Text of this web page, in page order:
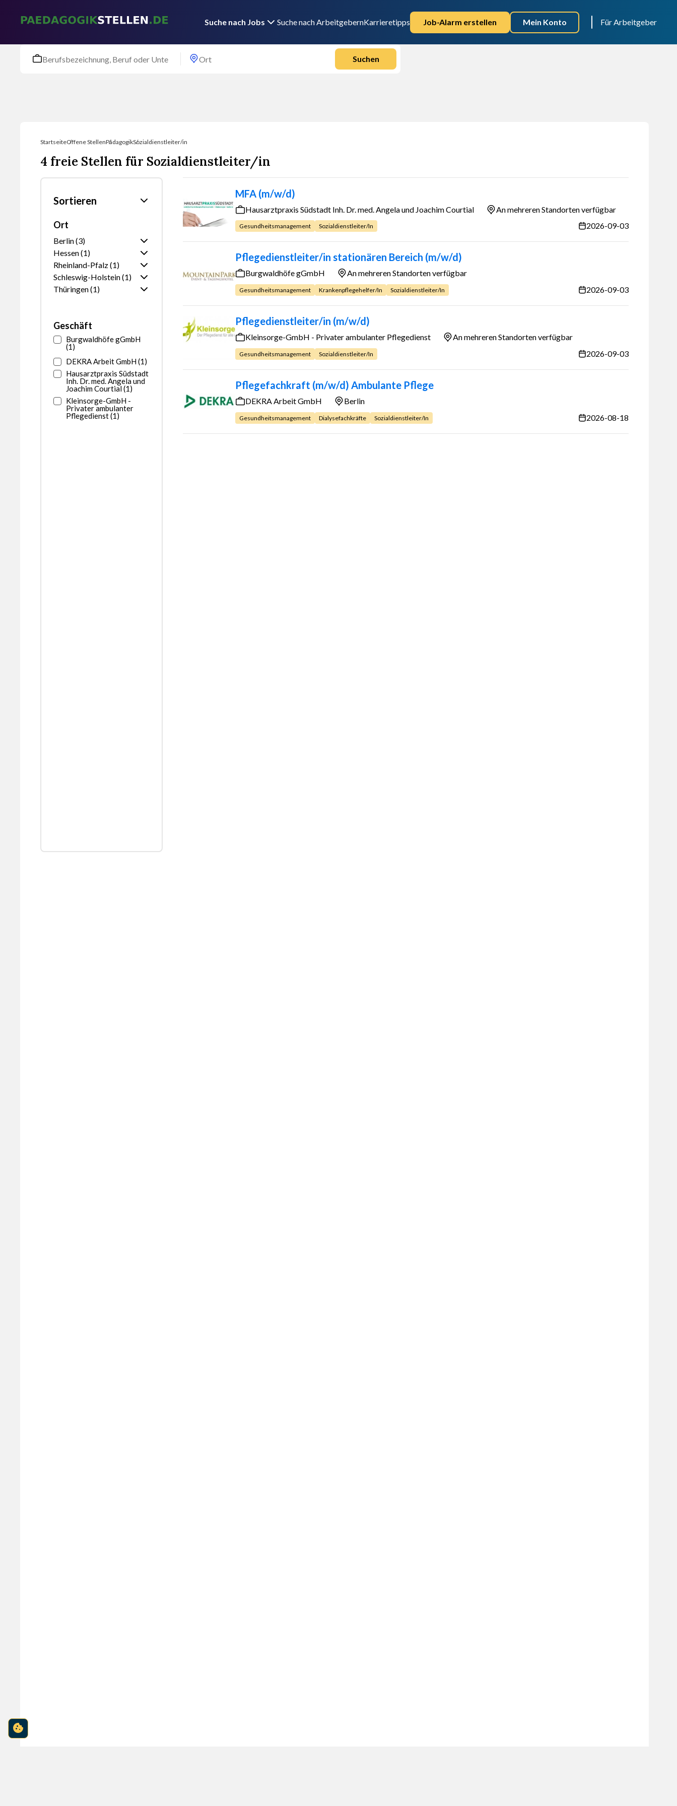
Suche nach Jobs Suche nach ArbeitgebernKarrieretipps Job-Alarm erstellen Mein Konto Für Arbeitgeber
Suchen
StartseiteOffene StellenPädagogikSozialdienstleiter/in
4 freie Stellen für Sozialdienstleiter/in
Sortieren
Nach was
möchten Sie
sortieren?
Ort
Berlin (3)
Ganz Berlin
Hessen (1)
Ganz Hessen
Burgwald
Rheinland-Pfalz (1)
Ganz Rheinland-Pfalz
Koblenz
Schleswig-Holstein (1)
Ganz Schleswig-Holstein
Thüringen (1)
Geschäft
Burgwaldhöfe gGmbH
(1)
DEKRA Arbeit GmbH (1)
Hausarztpraxis Südstadt
Inh. Dr. med. Angela und
Joachim Courtial (1)
Kleinsorge-GmbH -
Privater ambulanter
Pflegedienst (1)
MFA (m/w/d)
Hausarztpraxis Südstadt Inh. Dr. med. Angela und Joachim Courtial An mehreren Standorten verfügbar
Gesundheitsmanagement Sozialdienstleiter/in 2026-09-03
Pflegedienstleiter/in stationären Bereich (m/w/d)
Burgwaldhöfe gGmbH An mehreren Standorten verfügbar
Gesundheitsmanagement Krankenpflegehelfer/in Sozialdienstleiter/in 2026-09-03
Pflegedienstleiter/in (m/w/d)
Kleinsorge-GmbH - Privater ambulanter Pflegedienst An mehreren Standorten verfügbar
Gesundheitsmanagement Sozialdienstleiter/in 2026-09-03
Pflegefachkraft (m/w/d) Ambulante Pflege
DEKRA Arbeit GmbH Berlin
Gesundheitsmanagement Dialysefachkräfte Sozialdienstleiter/in 2026-08-18